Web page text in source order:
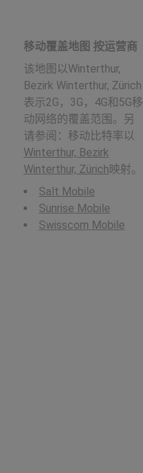
移动覆盖地图 按运营商
该地图以Winterthur,
Bezirk Winterthur, Zürich
表示2G，3G，4G和5G移
动网络的覆盖范围。另
请参阅：移动比特率以
Winterthur, Bezirk
Winterthur, Zürich映射。
Salt Mobile
Sunrise Mobile
Swisscom Mobile